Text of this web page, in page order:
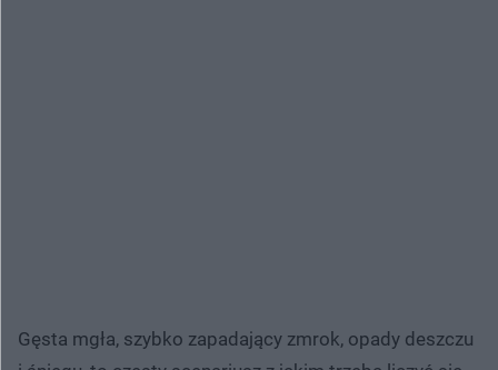
Gęsta mgła, szybko zapadający zmrok, opady deszczu